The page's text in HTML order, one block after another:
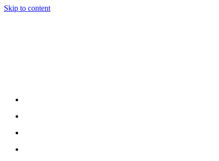
Skip to content